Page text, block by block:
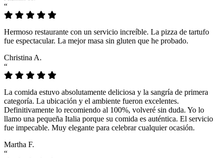
“
Hermoso restaurante con un servicio increíble. La pizza de tartufo
fue espectacular. La mejor masa sin gluten que he probado.
Christina A.
“
La comida estuvo absolutamente deliciosa y la sangría de primera
categoría. La ubicación y el ambiente fueron excelentes.
Definitivamente lo recomiendo al 100%, volveré sin duda. Yo lo
llamo una pequeña Italia porque su comida es auténtica. El servicio
fue impecable. Muy elegante para celebrar cualquier ocasión.
Martha F.
“